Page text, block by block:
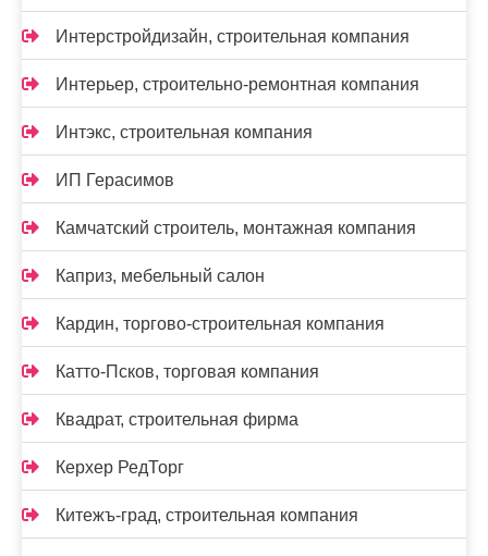
Интерстройдизайн, строительная компания
Интерьер, строительно-ремонтная компания
Интэкс, строительная компания
ИП Герасимов
Камчатский строитель, монтажная компания
Каприз, мебельный салон
Кардин, торгово-строительная компания
Катто-Псков, торговая компания
Квадрат, строительная фирма
Керхер РедТорг
Китежъ-град, строительная компания